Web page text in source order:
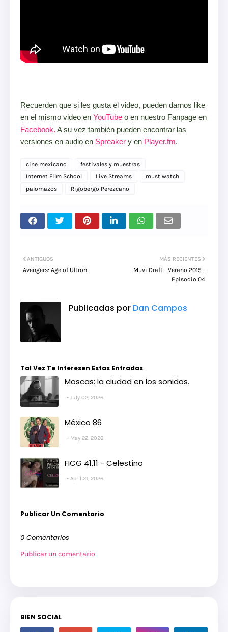
Recuerden que si les gusta el video, pueden darnos like
en el mismo video en YouTube o en nuestro Fanpage en
Facebook. A su vez también pueden encontrar las
versiones en audio en Spreaker y en Player.fm.
cine mexicano
festivales y muestras
Internet Film School
Live Streams
must watch
palomazos
Rigobergo Perezcano
MÁS RECIENTES
Muvi Draft - Verano 2015 -
Episodio 04
ANTIGUOS
Avengers: Age of Ultron
Publicadas por Dan Campos
Tal Vez Te Interesen Estas Entradas
Moscas: la ciudad en los sonidos.
July 02, 2026
México 86
May 22, 2026
FICG 41.11 - Celestino
April 21, 2026
Publicar Un Comentario
0 Comentarios
Publicar un comentario
BIEN SOCIAL